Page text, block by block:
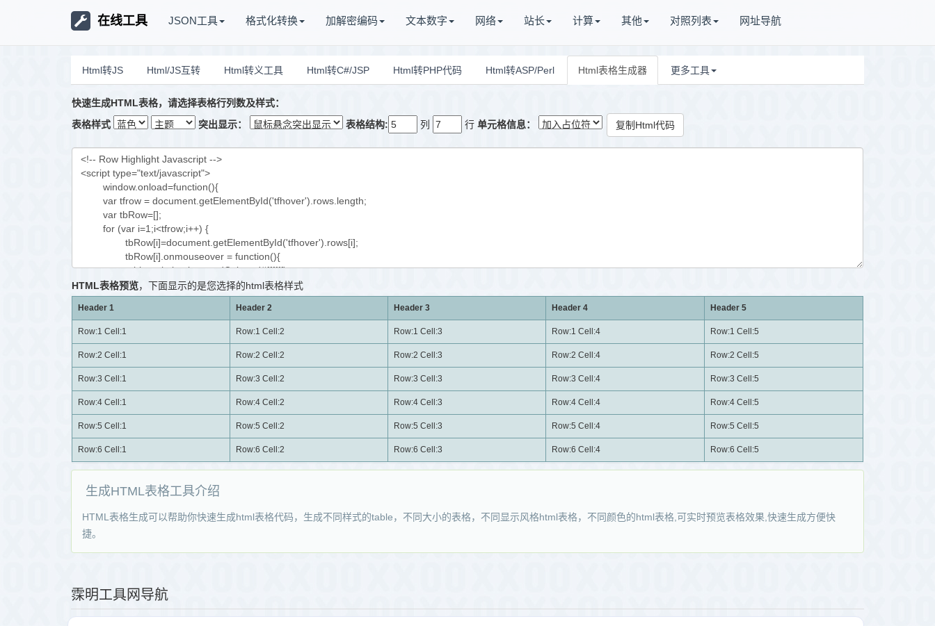
在线工具 JSON工具 格式化转换 加解密编码 文本数字 网络 站长 计算 其他 对照列表 网址导航
Html转JS Html/JS互转 Html转义工具 Html转C#/JSP Html转PHP代码 Html转ASP/Perl Html表格生成器 更多工具
快速生成HTML表格，请选择表格行列数及样式：
表格样式
突出显示： 表格结构: 列 行 单元格信息： 复制Html代码
HTML表格预览，下面显示的是您选择的html表格样式
Header 1 Header 2 Header 3 Header 4 Header 5
Row:1 Cell:1 Row:1 Cell:2 Row:1 Cell:3 Row:1 Cell:4 Row:1 Cell:5
Row:2 Cell:1 Row:2 Cell:2 Row:2 Cell:3 Row:2 Cell:4 Row:2 Cell:5
Row:3 Cell:1 Row:3 Cell:2 Row:3 Cell:3 Row:3 Cell:4 Row:3 Cell:5
Row:4 Cell:1 Row:4 Cell:2 Row:4 Cell:3 Row:4 Cell:4 Row:4 Cell:5
Row:5 Cell:1 Row:5 Cell:2 Row:5 Cell:3 Row:5 Cell:4 Row:5 Cell:5
Row:6 Cell:1 Row:6 Cell:2 Row:6 Cell:3 Row:6 Cell:4 Row:6 Cell:5
生成HTML表格工具介绍
HTML表格生成可以帮助你快速生成html表格代码，生成不同样式的table，不同大小的表格，不同显示风格html表格，不同颜色的html表格,可实时预览表格效果,快速生成方便快
捷。
霂明工具网导航